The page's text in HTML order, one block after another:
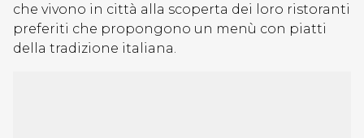
che vivono in città alla scoperta dei loro ristoranti
preferiti che propongono un menù con piatti
della tradizione italiana.